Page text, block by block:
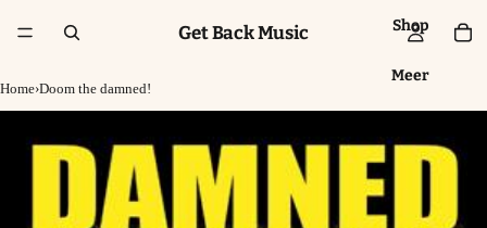
Shop
Meer
Get Back Music
Home›Doom the damned!